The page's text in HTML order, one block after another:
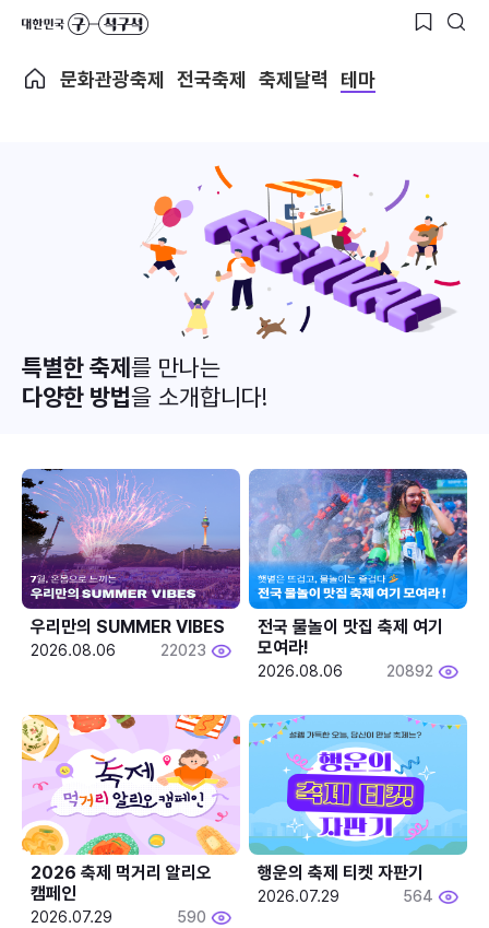
문화관광축제 전국축제 축제달력 테마
특별한 축제를 만나는
다양한 방법을 소개합니다!
우리만의 SUMMER VIBES
2026.08.06 22023
전국 물놀이 맛집 축제 여기
모여라!
2026.08.06 20892
2026 축제 먹거리 알리오
캠페인
2026.07.29 590
행운의 축제 티켓 자판기
2026.07.29 564